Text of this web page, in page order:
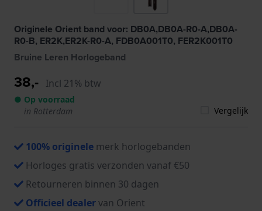
Originele Orient band voor: DB0A,DB0A-R0-A,DB0A-
R0-B, ER2K,ER2K-R0-A, FDB0A001T0, FER2K001T0
Bruine Leren Horlogeband
38,- Incl 21% btw
● Op voorraad
in Rotterdam
Vergelijk
100% originele merk horlogebanden
Horloges gratis verzonden vanaf €50
Retourneren binnen 30 dagen
Officieel dealervan Orient